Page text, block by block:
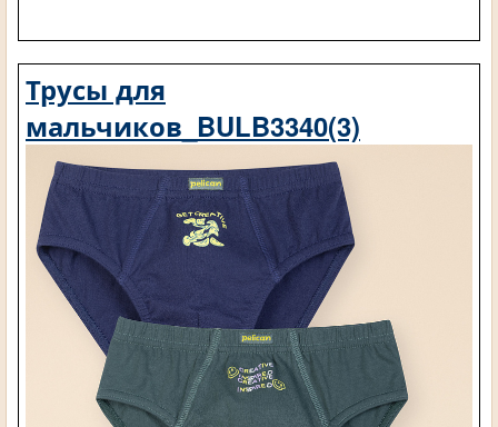
Трусы для
мальчиков_BULB3340(3)